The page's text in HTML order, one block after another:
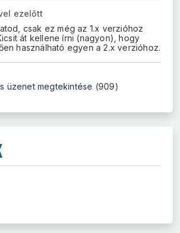
ezelőtt
csak ez még az 1.x verzióhoz
át kellene írni (nagyon), hogy
használható egyen a 2.x verzióhoz.
üzenet megtekintése (909)